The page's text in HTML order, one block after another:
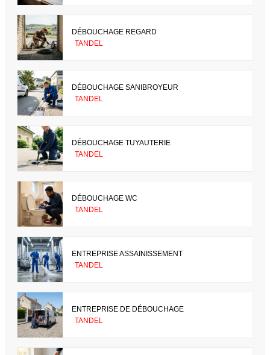
DÉBOUCHAGE REGARD
TANDEL
DÉBOUCHAGE SANIBROYEUR
TANDEL
DÉBOUCHAGE TUYAUTERIE
TANDEL
DÉBOUCHAGE WC
TANDEL
ENTREPRISE ASSAINISSEMENT
TANDEL
ENTREPRISE DE DÉBOUCHAGE
TANDEL